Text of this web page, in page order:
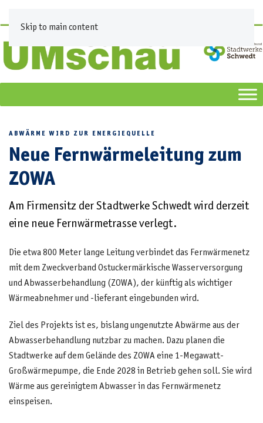
Skip to main content
ABWÄRME WIRD ZUR ENERGIEQUELLE
Neue Fernwärmeleitung zum
ZOWA
Am Firmensitz der Stadtwerke Schwedt wird derzeit
eine neue Fernwärmetrasse verlegt.
Die etwa 800 Meter lange Leitung verbindet das Fernwärmenetz
mit dem Zweckverband Ostuckermärkische Wasserversorgung
und Abwasserbehandlung (ZOWA), der künftig als wichtiger
Wärmeabnehmer und -lieferant eingebunden wird.
Ziel des Projekts ist es, bislang ungenutzte Abwärme aus der
Abwasserbehandlung nutzbar zu machen. Dazu planen die
Stadtwerke auf dem Gelände des ZOWA eine 1-Megawatt-
Großwärmepumpe, die Ende 2028 in Betrieb gehen soll. Sie wird
Wärme aus gereinigtem Abwasser in das Fernwärmenetz
einspeisen.